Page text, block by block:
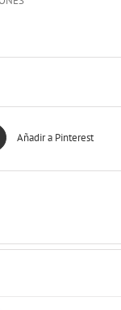
Añadir a Pinterest